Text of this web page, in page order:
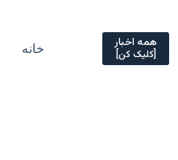
همه اخبار
[کلیک کن] خانه